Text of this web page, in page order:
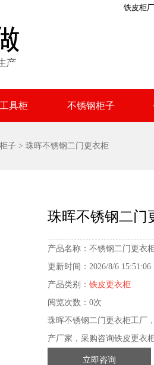
铁皮柜
具柜 不锈钢柜子
子 > 珠晖不锈钢二门更衣柜
珠晖不锈钢二门
产品名称： 不锈钢二门更衣
更新时间： 2026/8/6 15:51:06
产品类别： 铁皮更衣柜
阅览次数： 0次
珠晖不锈钢二门更衣柜工厂
产厂家，采购咨询铁皮更衣
立即咨询